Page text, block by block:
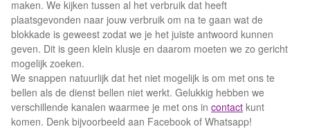
maken. We kijken tussen al het verbruik dat heeft
plaatsgevonden naar jouw verbruik om na te gaan wat de
blokkade is geweest zodat we je het juiste antwoord kunnen
geven. Dit is geen klein klusje en daarom moeten we zo gericht
mogelijk zoeken.
We snappen natuurlijk dat het niet mogelijk is om met ons te
bellen als de dienst bellen niet werkt. Gelukkig hebben we
verschillende kanalen waarmee je met ons in contact kunt
komen. Denk bijvoorbeeld aan Facebook of Whatsapp!